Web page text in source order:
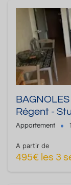
Régent -
étage avec
Appartement
A partir de
495€ les 3